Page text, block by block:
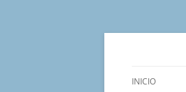
Saltar
INICIO